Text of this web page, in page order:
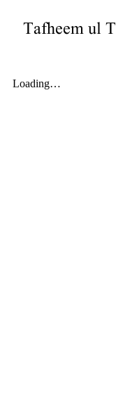
Tafheem ul